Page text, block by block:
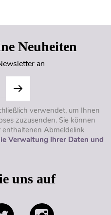
Neuheiten
an
verwendet, um Ihnen
zuzusenden. Sie können
Abmeldelink
Verwaltung Ihrer Daten und
uns auf